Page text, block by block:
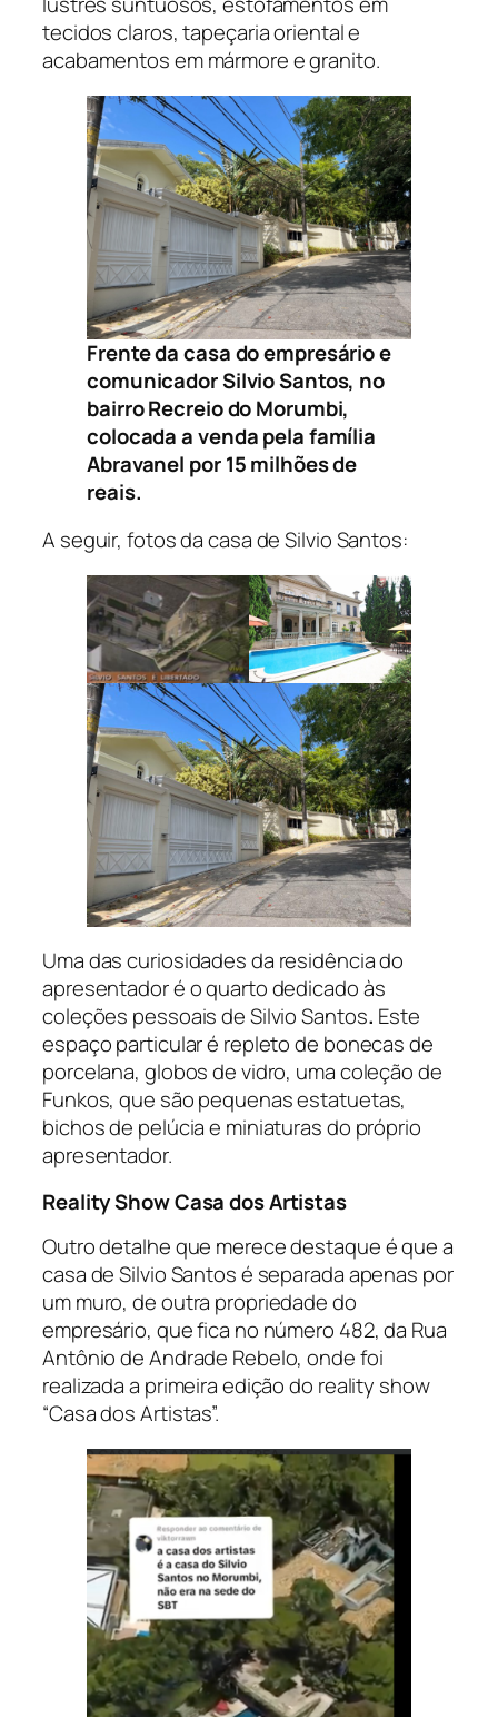
tecidos claros, tapeçaria oriental e
acabamentos em mármore e granito.
Frente da casa do empresário e
comunicador Silvio Santos, no
bairro Recreio do Morumbi,
colocada a venda pela família
Abravanel por 15 milhões de
reais.
A seguir, fotos da casa de Silvio Santos:
Uma das curiosidades da residência do
apresentador é o quarto dedicado às
coleções pessoais de Silvio Santos. Este
espaço particular é repleto de bonecas de
porcelana, globos de vidro, uma coleção de
Funkos, que são pequenas estatuetas,
bichos de pelúcia e miniaturas do próprio
apresentador.
Reality Show Casa dos Artistas
Outro detalhe que merece destaque é que a
casa de Silvio Santos é separada apenas por
um muro, de outra propriedade do
empresário, que fica no número 482, da Rua
Antônio de Andrade Rebelo, onde foi
realizada a primeira edição do reality show
“Casa dos Artistas”.